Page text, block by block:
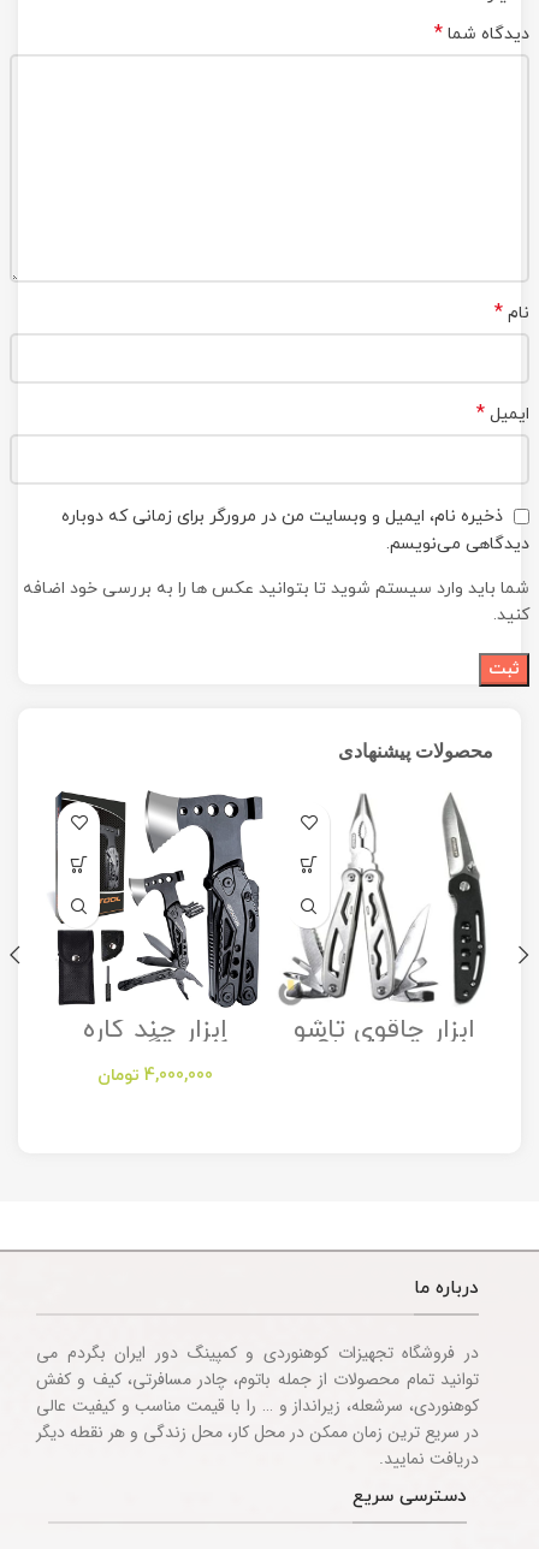
دیدگاه شما *
نام *
ایمیل *
ذخیره نام، ایمیل و وبسایت من در مرورگر برای زمانی که دوباره
دیدگاهی می‌نویسم.
شما باید وارد سیستم شوید تا بتوانید عکس ها را به بررسی خود اضافه
کنید.
محصولات پیشنهادی
ابزار چاقوی تاشو
مدل Stanley
ابزار چند کاره
کمپینگ مدل
Camping
Multitool
4,000,000 تومان
درباره ما
در فروشگاه تجهیزات کوهنوردی و کمپینگ دور ایران بگردم می
توانید تمام محصولات از جمله باتوم، چادر مسافرتی، کیف و کفش
کوهنوردی، سرشعله، زیرانداز و … را با قیمت مناسب و کیفیت عالی
در سریع ترین زمان ممکن در محل کار، محل زندگی و هر نقطه دیگر
دریافت نمایید.
دسترسی سریع